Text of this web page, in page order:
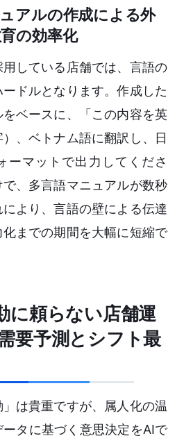
アルの作成による外
の効率化
している店舗では、言語の
ドルとなります。作成した
ベースに、「この内容を英
、ベトナム語に翻訳し、日
ーマットで出力してくださ
、多言語マニュアルが数秒
より、言語の壁による伝達
までの期間を大幅に短縮で
に頼らない店舗運
要予測とシフト最
は貴重ですが、属人化の温
タに基づく意思決定をAIで